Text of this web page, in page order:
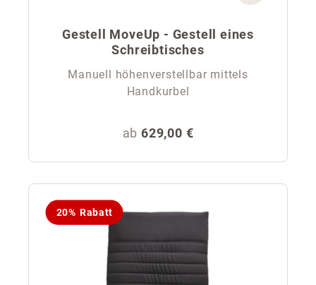
Gestell MoveUp - Gestell eines
Schreibtisches
Manuell höhenverstellbar mittels
Handkurbel
Regulärer Preis:
ab 629,00 €
20% Rabatt